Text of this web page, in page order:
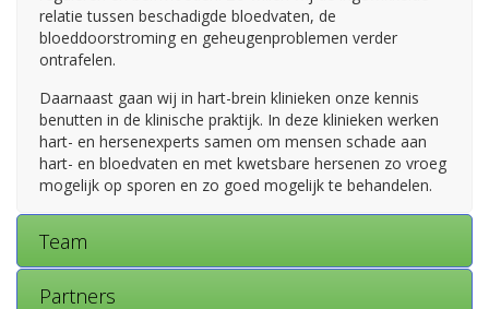
relatie tussen beschadigde bloedvaten, de
bloeddoorstroming en geheugenproblemen verder
ontrafelen.
Daarnaast gaan wij in hart-brein klinieken onze kennis
benutten in de klinische praktijk. In deze klinieken werken
hart- en hersenexperts samen om mensen schade aan
hart- en bloedvaten en met kwetsbare hersenen zo vroeg
mogelijk op sporen en zo goed mogelijk te behandelen.
Team
Partners